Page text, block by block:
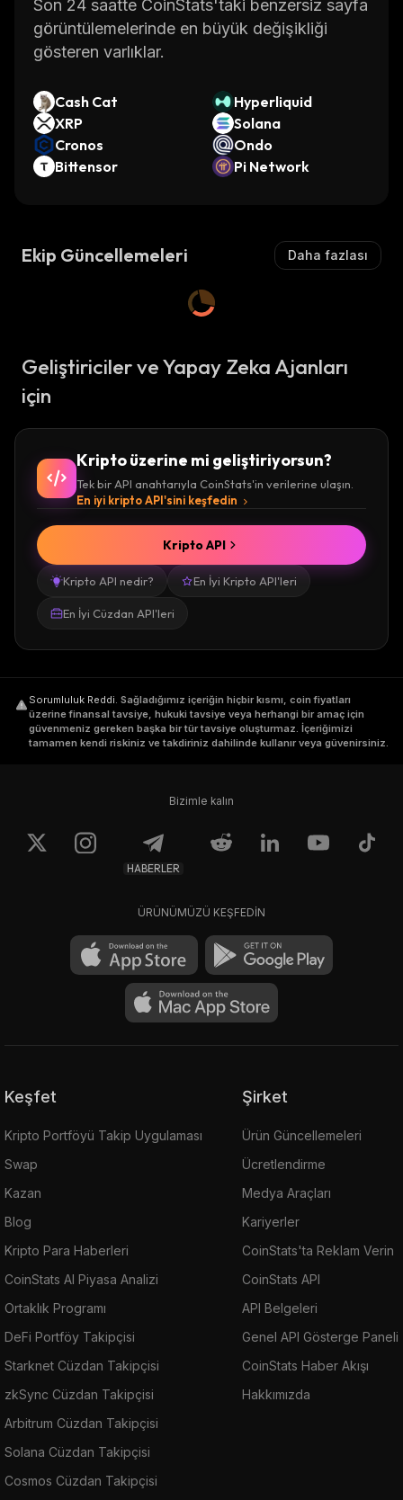
Son 24 saatte CoinStats'taki benzersiz sayfa
görüntülemelerinde en büyük değişikliği
gösteren varlıklar.
Cash Cat
Hyperliquid
XRP
Solana
Cronos
Ondo
Bittensor
Pi Network
Ekip Güncellemeleri Daha fazlası
Geliştiriciler ve Yapay Zeka Ajanları
için
Kripto üzerine mi geliştiriyorsun?
Tek bir API anahtarıyla CoinStats'in verilerine ulaşın.
En iyi kripto API'sini keşfedin
Kripto API nedir? En İyi Kripto API'leri
En İyi Cüzdan API'leri
Kripto API
Sorumluluk Reddi. Sağladığımız içeriğin hiçbir kısmı, coin fiyatları
üzerine finansal tavsiye, hukuki tavsiye veya herhangi bir amaç için
güvenmeniz gereken başka bir tür tavsiye oluşturmaz. İçeriğimizi
tamamen kendi riskiniz ve takdiriniz dahilinde kullanır veya güvenirsiniz.
Bizimle kalın
HABERLER
ÜRÜNÜMÜZÜ KEŞFEDİN
Keşfet
Kripto Portföyü Takip Uygulaması
Swap
Kazan
Blog
Kripto Para Haberleri
CoinStats AI Piyasa Analizi
Ortaklık Programı
DeFi Portföy Takipçisi
Starknet Cüzdan Takipçisi
zkSync Cüzdan Takipçisi
Arbitrum Cüzdan Takipçisi
Solana Cüzdan Takipçisi
Cosmos Cüzdan Takipçisi
Şirket
Ürün Güncellemeleri
Ücretlendirme
Medya Araçları
Kariyerler
CoinStats'ta Reklam Verin
CoinStats API
API Belgeleri
Genel API Gösterge Paneli
CoinStats Haber Akışı
Hakkımızda